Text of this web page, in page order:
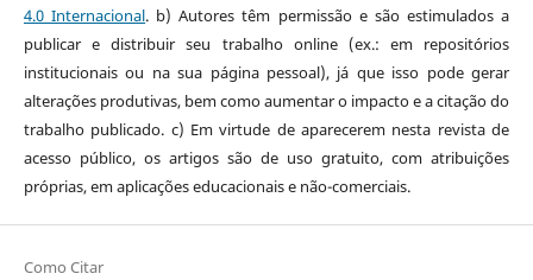
4.0 Internacional. b) Autores têm permissão e são estimulados a
publicar e distribuir seu trabalho online (ex.: em repositórios
institucionais ou na sua página pessoal), já que isso pode gerar
alterações produtivas, bem como aumentar o impacto e a citação do
trabalho publicado. c) Em virtude de aparecerem nesta revista de
acesso público, os artigos são de uso gratuito, com atribuições
próprias, em aplicações educacionais e não-comerciais.
Como Citar